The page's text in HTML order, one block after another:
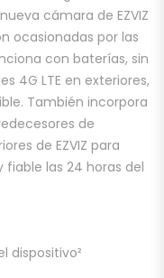
cámara de EZVIZ
ocasionadas por las
con baterías, sin
4G LTE en exteriores,
También incorpora
de
de EZVIZ para
las 24 horas del
dispositivo²